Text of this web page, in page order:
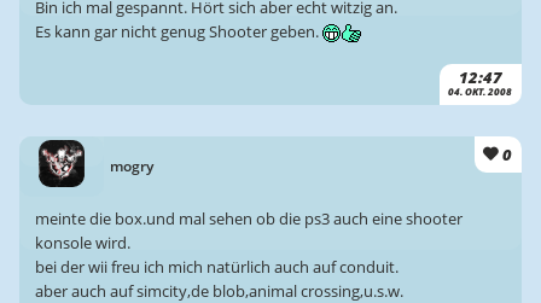
12:47
04. OKT. 2008
Bin ich mal gespannt. Hört sich aber echt witzig an.
Es kann gar nicht genug Shooter geben.
mogry
0
meinte die box.und mal sehen ob die ps3 auch eine shooter
konsole wird.
bei der wii freu ich mich natürlich auch auf conduit.
aber auch auf simcity,de blob,animal crossing,u.s.w.